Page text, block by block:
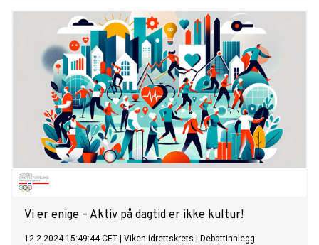
Vi er enige – Aktiv på dagtid er ikke kultur!
12.2.2024 15:49:44 CET Viken idrettskrets Debattinnlegg